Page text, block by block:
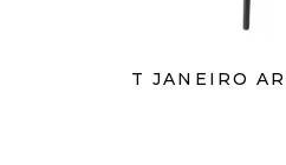
T JANEIRO